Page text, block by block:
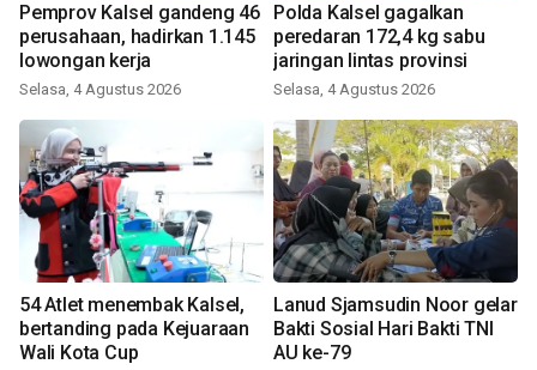
Pemprov Kalsel gandeng 46
perusahaan, hadirkan 1.145
lowongan kerja
Selasa, 4 Agustus 2026
Polda Kalsel gagalkan
peredaran 172,4 kg sabu
jaringan lintas provinsi
Selasa, 4 Agustus 2026
54 Atlet menembak Kalsel,
bertanding pada Kejuaraan
Wali Kota Cup
Lanud Sjamsudin Noor gelar
Bakti Sosial Hari Bakti TNI
AU ke-79